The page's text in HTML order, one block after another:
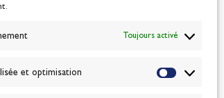
Toujours activé
et optimisation
VOUS